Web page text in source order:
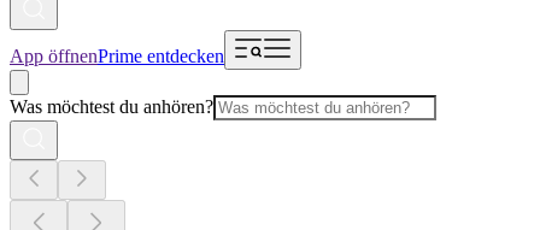
App öffnenPrime entdecken
Was möchtest du anhören?